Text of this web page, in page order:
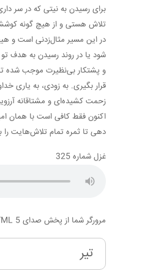
برای رسیدن به نیتی که در سر
تلاش هستی و از هیچ گونه
در این مسیر مثال‌زدنی است و
شود یا در روند رسیدن به هدف تو
و پشتکار بی‌نظیرت موجب شده
قرار بگیری. به زودی، به یاری
زحمت کشیده‌ای و مشتاقانه
اکنون فقط کافی است با همان
دهی تا ثمره تمام تلاش‌هایت
غزل شماره 325
مرورگر شما از پخش صدای HTML 5 پشتیبانی نمی‌کند.
تیر